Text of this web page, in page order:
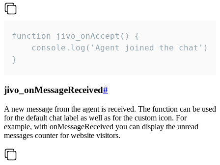
function jivo_onAccept() {
}
jivo_onMessageReceived#
A new message from the agent is received. The function can be used
for the default chat label as well as for the custom icon. For
example, with onMessageReceived you can display the unread
messages counter for website visitors.